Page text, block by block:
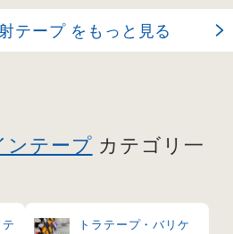
テープ をもっと見る
ンテープ カテゴリ一
トラテープ・バリケ